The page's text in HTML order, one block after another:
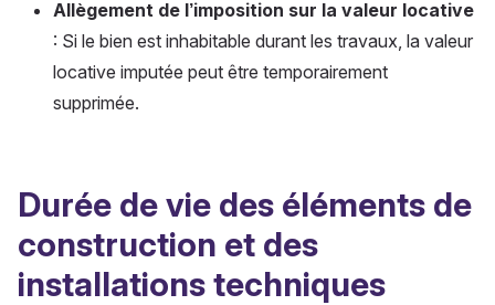
Allègement de l’imposition sur la valeur locative
: Si le bien est inhabitable durant les travaux, la valeur
locative imputée peut être temporairement
supprimée.
Durée de vie des éléments de
construction et des
installations techniques